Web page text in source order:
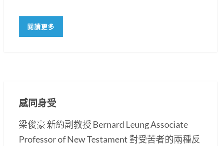
閱讀更多
感同身受
梁俊豪 新約副教授 Bernard Leung Associate
Professor of New Testament 對受苦者的兩種反